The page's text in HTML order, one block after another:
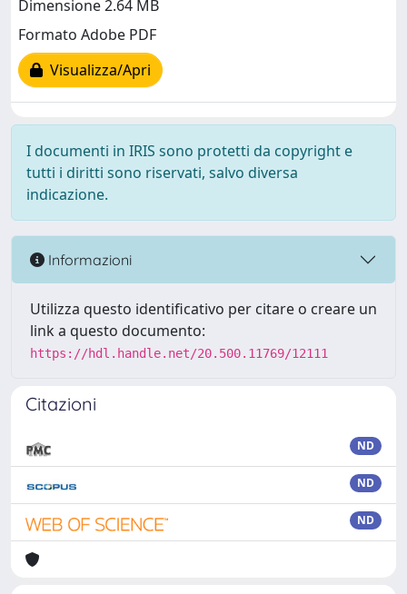
Dimensione 2.64 MB
Formato Adobe PDF
Visualizza/Apri
I documenti in IRIS sono protetti da copyright e
tutti i diritti sono riservati, salvo diversa
indicazione.
Informazioni
Utilizza questo identificativo per citare o creare un
link a questo documento:
https://hdl.handle.net/20.500.11769/12111
Citazioni
ND
ND
ND